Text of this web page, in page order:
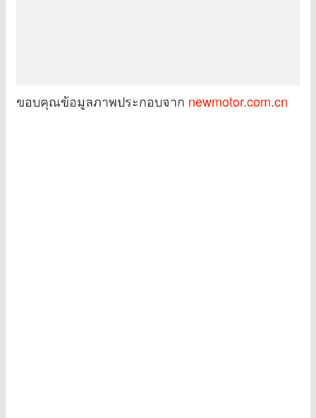
ขอบคุณข้อมูลภาพประกอบจาก newmotor.com.cn